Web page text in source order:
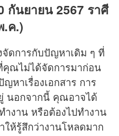
กันยายน 2567 ราศี
.ค.)
ดการกับปัญหาเดิม ๆ ที่
คุณไม่ได้จัดการมาก่อน
หาเรื่องเอกสาร การ
นอกจากนี้ คุณอาจได้
งาน หรือต้องไปทำงาน
ห้รู้สึกว่างานโหลดมาก